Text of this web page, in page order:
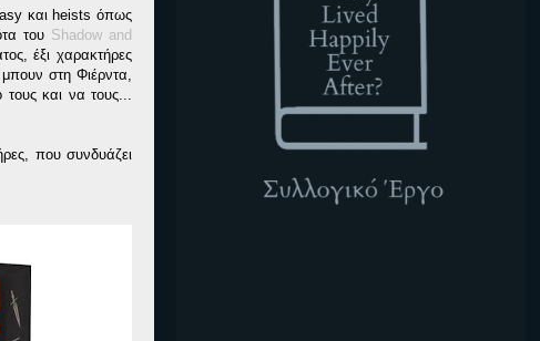
και heists όπως
του Shadow and
έξι χαρακτήρες
στη Φιέρντα,
και να τους...
που συνδυάζει